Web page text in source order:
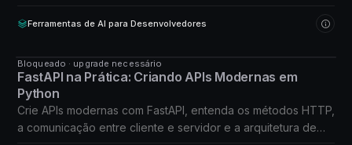
Ferramentas de AI para Desenvolvedores
CURSO
Bloqueado · upgrade necessário
FastAPI na Prática: Criando APIs Modernas em
Python
Crie APIs modernas com FastAPI, entenda os métodos HTTP,
a comunicação entre cliente e servidor e a arquitetura de